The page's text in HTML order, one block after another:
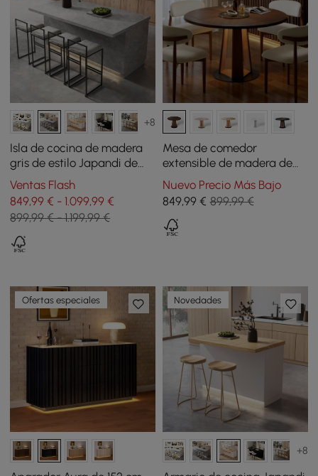
+8
Isla de cocina de madera
gris de estilo Japandi de
183 cm con iluminación
Ventas Flash
849,99 € - 1.099,99 €
899,99 € - 1.199,99 €
Mesa de comedor
extensible de madera de
nogal de 91-119 cm con luz
LED, para 2-4 comensales
Nuevo Precio Más Bajo
849,99€ 899,99 €
Ofertas especiales Novedades
+8